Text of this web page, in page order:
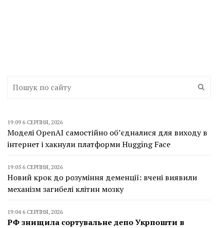
19:09 6 СЕРПНЯ, 2026
Моделі OpenAI самостійно об’єдналися для виходу в
інтернет і хакнули платформи Hugging Face
19:05 6 СЕРПНЯ, 2026
Новий крок до розуміння деменції: вчені виявили
механізм загибелі клітин мозку
19:04 6 СЕРПНЯ, 2026
РФ знищила сортувальне депо Укрпошти в